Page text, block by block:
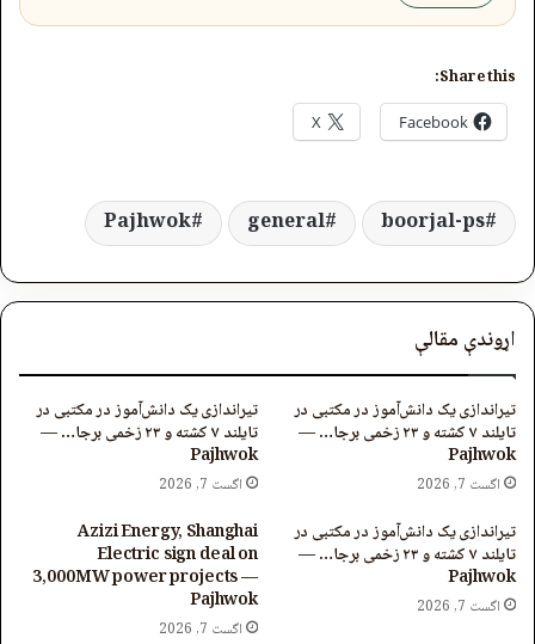
Share this:
Facebook
X
boorjal-ps
general
Pajhwok
اړوندې مقالې
تیراندازی یک دانش‌آموز در مکتبی در
تایلند ۷ کشته و ۲۳ زخمی برجا… —
Pajhwok
اگست 7, 2026
تیراندازی یک دانش‌آموز در مکتبی در
تایلند ۷ کشته و ۲۳ زخمی برجا… —
Pajhwok
اگست 7, 2026
تیراندازی یک دانش‌آموز در مکتبی در
تایلند ۷ کشته و ۲۳ زخمی برجا… —
Pajhwok
اگست 7, 2026
Azizi Energy, Shanghai
Electric sign deal on
3,000MW power projects —
Pajhwok
اگست 7, 2026